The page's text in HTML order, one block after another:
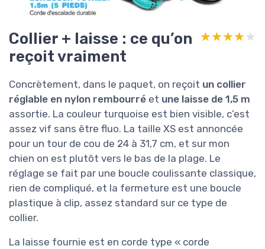
Collier + laisse : ce qu’on
reçoit vraiment
★★★★★
★★★★★
Concrètement, dans le paquet, on reçoit un collier
réglable en nylon rembourré et une laisse de 1,5 m
assortie. La couleur turquoise est bien visible, c’est
assez vif sans être fluo. La taille XS est annoncée
pour un tour de cou de 24 à 31,7 cm, et sur mon
chien on est plutôt vers le bas de la plage. Le
réglage se fait par une boucle coulissante classique,
rien de compliqué, et la fermeture est une boucle
plastique à clip, assez standard sur ce type de
collier.
La laisse fournie est en corde type « corde